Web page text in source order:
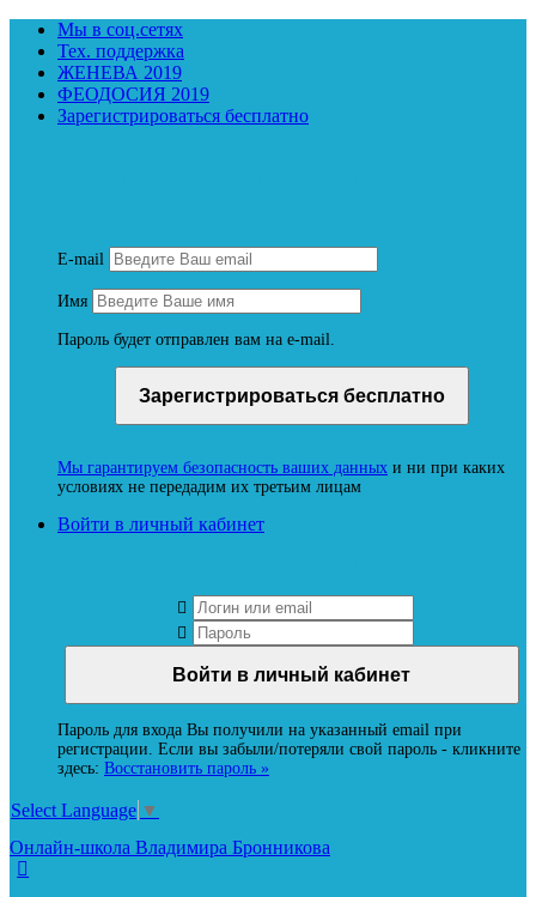
Мы в соц.сетях
Тех. поддержка
ЖЕНЕВА 2019
ФЕОДОСИЯ 2019
Зарегистрироваться бесплатно
E-mail
Имя
Пароль будет отправлен вам на e-mail.
Мы гарантируем безопасность ваших данных и ни при каких
условиях не передадим их третьим лицам
Войти в личный кабинет
Пароль для входа Вы получили на указанный email при
регистрации. Если вы забыли/потеряли свой пароль - кликните
здесь: Восстановить пароль »
Select Language ▼
Онлайн-школа Владимира Бронникова